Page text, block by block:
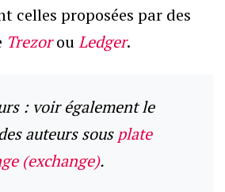
celles proposées par des
TrezorouLedger.
: voir également le
auteurs sous plate
(exchange).